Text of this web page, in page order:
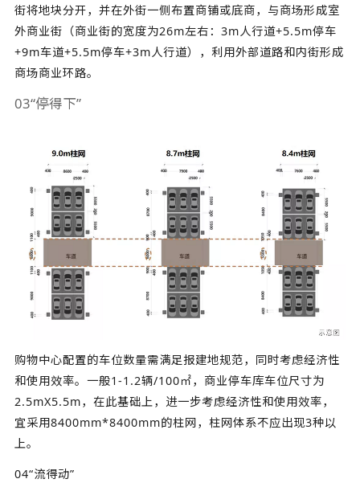
街将地块分开，并在外街一侧布置商铺或底商，与商场形成室
外商业街（商业街的宽度为26m左右：3m人行道+5.5m停车
+9m车道+5.5m停车+3m人行道），利用外部道路和内街形成
商场商业环路。
03“停得下”
购物中心配置的车位数量需满足报建地规范，同时考虑经济性
和使用效率。一般1-1.2辆/100㎡，商业停车库车位尺寸为
2.5mX5.5m，在此基础上，进一步考虑经济性和使用效率，
宜采用8400mm*8400mm的柱网，柱网体系不应出现3种以
上。
04“流得动”